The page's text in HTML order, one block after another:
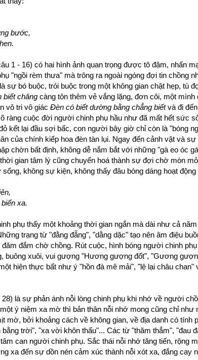
bước,
1 - 16) có hai hình ảnh quan trọng được tô đậm, nhấn
"ngồi rèm thưa" mà trông ra ngoài ngóng đợi tin chồng
sự bó buộc, trói buộc trong một không gian chật hẹp, tù
biết chăng càng tôn thêm vẻ vắng lặng, đơn côi, một mình
vô tri vô giác Đèn có biết dường bằng chẳng biếtvà đi
ràng cuộc đời người chinh phụ hầu như đã mất hết sức
kết lại đầu sợi bấc, con người bây giờ chỉ còn là "bóng
của chính kiếp hoa đèn tàn lụi. Ngay đến cảnh vật và
chờn bất định, không dễ nắm bắt với những "gà eo óc
gian tâm lý cũng chuyển hoá thành sự đợi chờ mòn
không sự kiện, không thấy đâu bóng dáng hoạt
xa.
phụ thấy một khoảng thời gian ngắn mà dài như cả
trạng từ "đằng đẵng", "dằng dặc" tạo nên âm điệu
đắm chờ chồng. Rút cuộc, hình bóng người chinh
buông xuôi, vui gượng "Hương gượng đốt", "Gương
hiện thực bất như ý "hồn đà mê mải", "lệ lại châu
là sự phản ánh nỗi lòng chinh phụ khi nhớ về người
ý niệm xa mờ thì bản thân nỗi nhớ mong cũng chỉ như
mờ, bởi khoảng cách về không gian, về địa danh có tính
trời", "xa vời khôn thấu"... Các từ "thăm thẳm", "đau
can người chinh phụ. Sắc thái nỗi nhớ tăng tiến, rộng
xa đến sự dồn nén cảm xúc thành nỗi xót xa, đắng cay